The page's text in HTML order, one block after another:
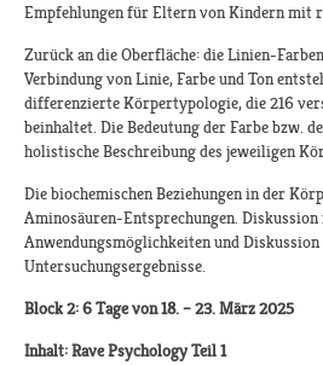
Empfehlungen für Eltern von Kindern mit
Zurück an die Oberfläche: die Linien-
Verbindung von Linie, Farbe und Ton
differenzierte Körpertypologie, die 216
beinhaltet. Die Bedeutung der Farbe bzw.
holistische Beschreibung des jeweiligen
Die biochemischen Beziehungen in der
Aminosäuren-Entsprechungen.
Anwendungsmöglichkeiten und
Untersuchungsergebnisse.
Block 2: 6 Tage von 18. – 23. März 2025
Inhalt: Rave Psychology Teil 1